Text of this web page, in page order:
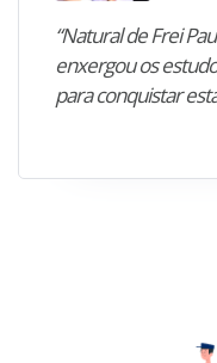
“Natural de Frei
enxergou os
para conquistar